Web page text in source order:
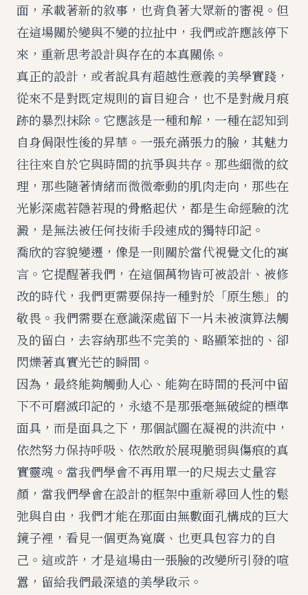
面，承載著新的敘事，也背負著大眾新的審視。但
在這場關於變與不變的拉扯中，我們或許應該停下
來，重新思考設計與存在的本真關係。
真正的設計，或者說具有超越性意義的美學實踐，
從來不是對既定規則的盲目迎合，也不是對歲月痕
跡的暴烈抹除。它應該是一種和解，一種在認知到
自身侷限性後的昇華。一張充滿張力的臉，其魅力
往往來自於它與時間的抗爭與共存。那些細微的紋
理，那些隨著情緒而微微牽動的肌肉走向，那些在
光影深處若隱若現的骨骼起伏，都是生命經驗的沈
澱，是無法被任何技術手段速成的獨特印記。
喬欣的容貌變遷，像是一則關於當代視覺文化的寓
言。它提醒著我們，在這個萬物皆可被設計、被修
改的時代，我們更需要保持一種對於「原生態」的
敬畏。我們需要在意識深處留下一片未被演算法觸
及的留白，去容納那些不完美的、略顯笨拙的、卻
閃爍著真實光芒的瞬間。
因為，最終能夠觸動人心、能夠在時間的長河中留
下不可磨滅印記的，永遠不是那張毫無破綻的標準
面具，而是面具之下，那個試圖在凝視的洪流中，
依然努力保持呼吸、依然敢於展現脆弱與傷痕的真
實靈魂。當我們學會不再用單一的尺規去丈量容
顏，當我們學會在設計的框架中重新尋回人性的鬆
弛與自由，我們才能在那面由無數面孔構成的巨大
鏡子裡，看見一個更為寬廣、也更具包容力的自
己。這或許，才是這場由一張臉的改變所引發的喧
囂，留給我們最深遠的美學啟示。